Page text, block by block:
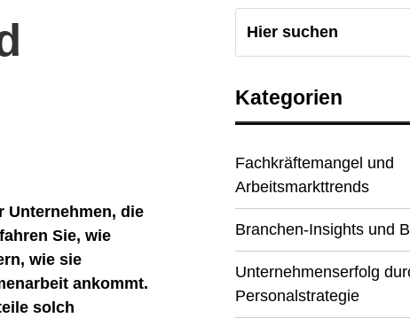
Unternehmen, die
Sie, wie
wie sie
ankommt.
solch
Kategorien
Fachkräftemangel und
Arbeitsmarkttrends
Branchen-Insights und
Unternehmenserfolg
Personalstrategie